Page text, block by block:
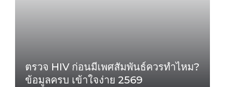
ตรวจ HIV ก่อนมีเพศสัมพันธ์ควรทำไหม?
ข้อมูลครบ เข้าใจง่าย 2569